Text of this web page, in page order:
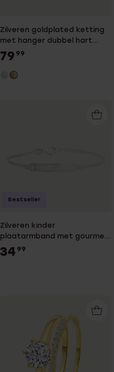
Zilveren goldplated ketting
met hanger dubbel hart
zirkonia
79 99
Zilveren kinder
plaatarmband met gourmet
schakel
34 99
Bestseller